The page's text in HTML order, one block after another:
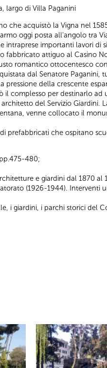
largo di Villa Paganini
che acquistò la Vigna nel
oggi posta all'angolo tra
importanti lavori di
fabbricato attiguo al Casino
romantico ottocentesco
dal Senatore Paganini,
della crescente
complesso per destinarlo
del Servizio Giardini.
venne collocato il
prefabbricati che ospitano
480;
e giardini dal 1870 al
(1926-1944). Interventi
i giardini, i parchi storici del